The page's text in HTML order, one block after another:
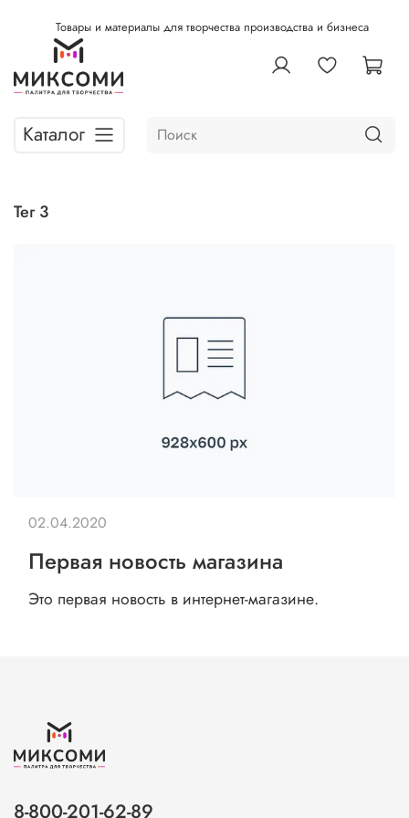
Товары и материалы для творчества производства и бизнеса
Каталог
тег 3
Первая новость магазина
Это первая новость в интернет-магазине.
02.04.2020
8-800-201-62-89